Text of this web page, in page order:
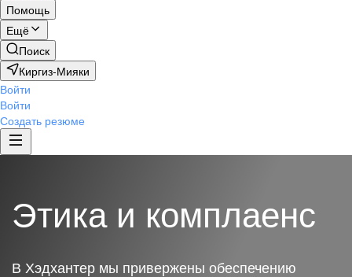
Помощь
Ещё
Поиск
Киргиз-Мияки
Войти
Войти
Создать резюме
Этика и комплаенс
В Хэдхантер мы привержены обеспечению